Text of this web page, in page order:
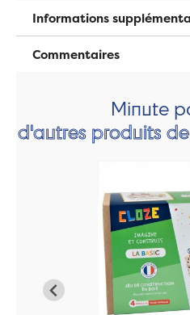
Informations
Commentaires
Minute
d'autres produits